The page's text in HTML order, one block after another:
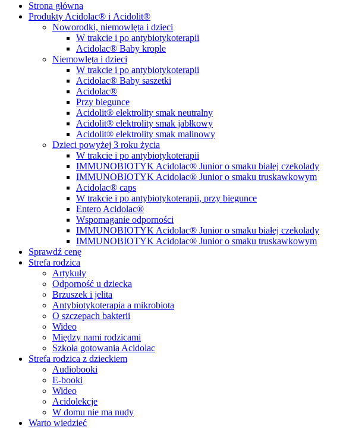
Strona główna
Produkty Acidolac® i Acidolit®
Noworodki, niemowlęta i dzieci
W trakcie i po antybiotykoterapii
Acidolac® Baby krople
Niemowlęta i dzieci
W trakcie i po antybiotykoterapii
Acidolac® Baby saszetki
Acidolac®
Przy biegunce
Acidolit® elektrolity smak neutralny
Acidolit® elektrolity smak jabłkowy
Acidolit® elektrolity smak malinowy
Dzieci powyżej 3 roku życia
W trakcie i po antybiotykoterapii
IMMUNOBIOTYK Acidolac® Junior o smaku białej czekolady
IMMUNOBIOTYK Acidolac® Junior o smaku truskawkowym
Acidolac® caps
W trakcie i po antybiotykoterapii, przy biegunce
Entero Acidolac®
Wspomaganie odporności
IMMUNOBIOTYK Acidolac® Junior o smaku białej czekolady
IMMUNOBIOTYK Acidolac® Junior o smaku truskawkowym
Sprawdź cenę
Strefa rodzica
Artykuły
Odporność u dziecka
Brzuszek i jelita
Antybiotykoterapia a mikrobiota
O szczepach bakterii
Wideo
Między nami rodzicami
Szkoła gotowania Acidolac
Strefa rodzica z dzieckiem
Audiobooki
E-booki
Wideo
Acidolekcje
W domu nie ma nudy
Warto wiedzieć